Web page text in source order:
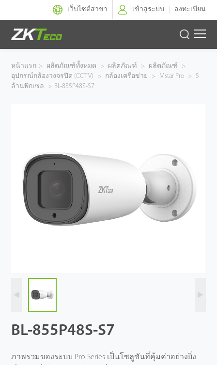
เว็บไซต์สาขา เข้าสู่ระบบ ลงทะเบียน
ผลิตภัณฑ์
โซลูชั่นของเรา
ตัวแทนจำหน่าย
หน้าแรก > ผลิตภัณฑ์ทั้งหมด > ผลิตภัณฑ์ > ผลิตภัณฑ์
>
อุปกรณ์กล้องวงจรปิด (CCTV)
> กล้องเครือข่าย > Mstar Pro >
5
ล้านพิกเซล
> BL-855P48S-S7
BL-855P48S-S7
ภาพรวมของระบบ Pro Series เป็นโซลูชันที่คุ้มค่าอย่างยิ่ง